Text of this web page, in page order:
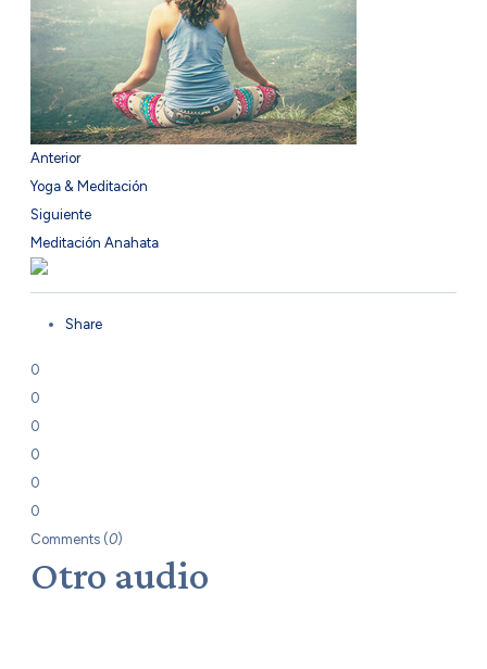
Anterior
Yoga & Meditación
Siguiente
Meditación Anahata
Share
0
0
0
0
0
0
Comments (0)
Otro audio